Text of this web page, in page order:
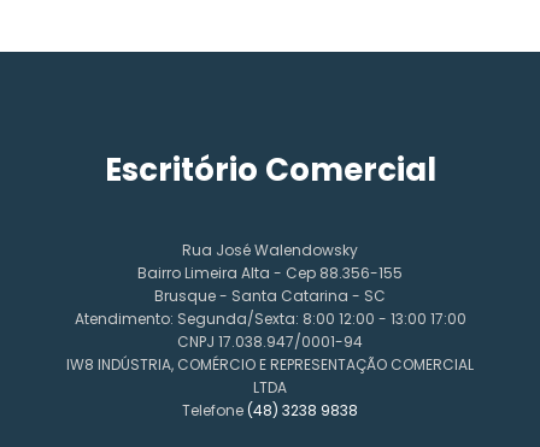
Escritório Comercial
Rua José Walendowsky
Bairro Limeira Alta - Cep 88.356-155
Brusque - Santa Catarina - SC
Atendimento: Segunda/Sexta: 8:00 12:00 - 13:00 17:00
CNPJ 17.038.947/0001-94
IW8 INDÚSTRIA, COMÉRCIO E REPRESENTAÇÃO COMERCIAL
LTDA
Telefone (48) 3238 9838